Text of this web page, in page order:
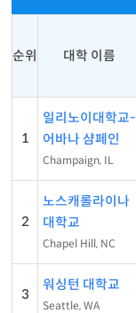
순위 대학 이름
1
일리노이대학교-
어바나 샴페인
Champaign, IL
2
노스캐롤라이나
대학교
Chapel Hill, NC
3
워싱턴 대학교
Seattle, WA